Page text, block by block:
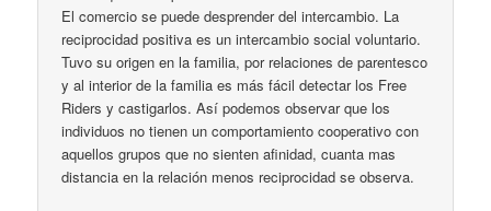
El comercio se puede desprender del intercambio. La
reciprocidad positiva es un intercambio social voluntario.
Tuvo su origen en la familia, por relaciones de parentesco
y al interior de la familia es más fácil detectar los Free
Riders y castigarlos. Así podemos observar que los
individuos no tienen un comportamiento cooperativo con
aquellos grupos que no sienten afinidad, cuanta mas
distancia en la relación menos reciprocidad se observa.